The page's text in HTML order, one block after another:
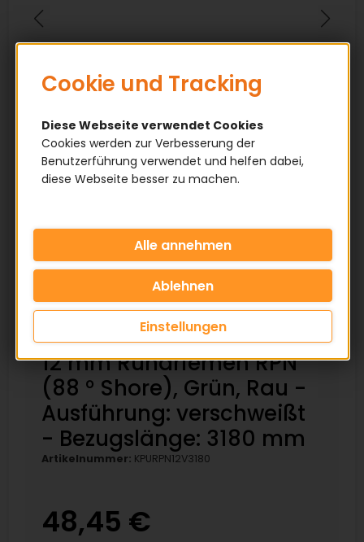
12 mm Rundriemen RPN
(88 ° Shore), Grün, Rau -
Ausführung: verschweißt
- Bezugslänge: 3180 mm
Artikelnummer: KPURPN12V3180
48,45 €
Cookie und Tracking
Diese Webseite verwendet Cookies
Cookies werden zur Verbesserung der
Benutzerführung verwendet und helfen dabei,
diese Webseite besser zu machen.
Einstellungen